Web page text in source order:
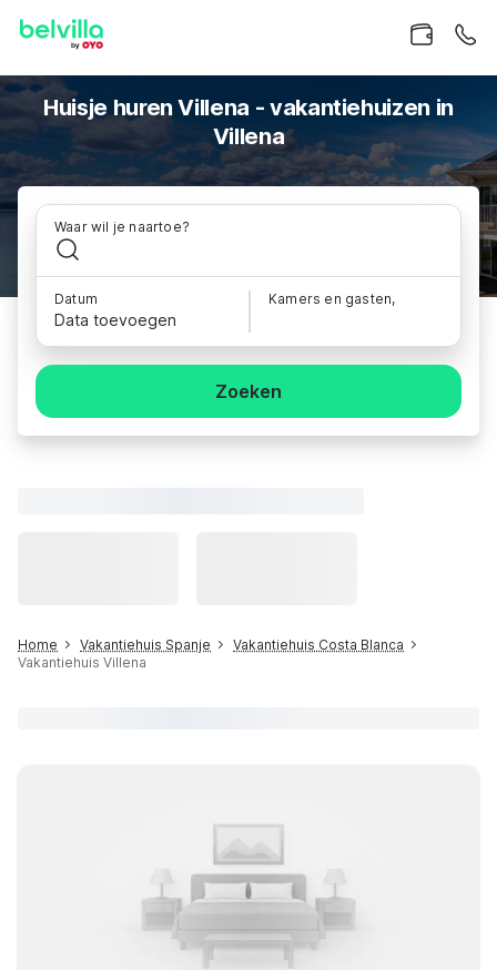
Huisje huren Villena - vakantiehuizen in
Villena
Waar wil je naartoe?
Datum
Data toevoegen
Kamers en gasten,
Zoeken
Home Vakantiehuis Spanje
Vakantiehuis Costa Blanca
Vakantiehuis Villena